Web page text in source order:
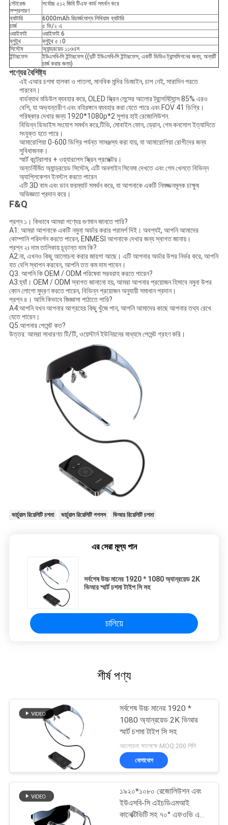
স্টোরেজ
সম্প্রসারণ
সর্বোচ্চ ৫১২ জিবি টিএফ কার্ড সমর্থন করে
ব্যাটারি
6000mAh রিচার্জযোগ্য লিথিয়াম ব্যাটারি
চার্জ
৫ ভি/২ এ
ওয়াইফাই
ওয়াইফাই 6
ব্লুটুথ
ব্লুটুথ ৫।0
সিস্টেম
অ্যান্ড্রয়েড ১১ওএস
ইন্টারফেস
ইউএসবি-সি ইন্টারফেস ((দুটি ইউএসবি-সি ইন্টারফেস, একটি ভিডিও ট্রান্সমিশনের জন্য, অন্যটি
চার্জ করার জন্য)
পণ্যের বৈশিষ্ট্য
এই এআর চশমা হালকা ও পাতলা, মানবিক মন্দির ডিজাইন, চাপ নেই, সারাদিন পরতে
পারবেন।
বার্ডব্যাথ মডিউল ব্যবহার করে, OLED স্ক্রিন লেন্সের আলোর ট্রান্সমিট্যান্স 85% এরও
বেশি, যা অভ্যন্তরীণ এবং বহিরঙ্গনে ব্যবহার করা যেতে পারে এবং FOV 41 ডিগ্রি।
পরিষ্কার দেখার জন্য 1920*1080p*2 সুপার হাই রেজোলিউশন.
বিভিন্ন ডিভাইস সংযোগ সমর্থন করে,টিভি, মোবাইল ফোন, ড্রোন, গেম কনসোল ইত্যাদিতে
সংযুক্ত হতে পারে।
আমারোপিয়া 0-600 ডিগ্রি পর্যন্ত সামঞ্জস্য করা যায়, যা আমারোপিয়া রোগীদের জন্য
সুবিধাজনক।
স্মার্ট কন্ট্রোলার + ওয়্যারলেস স্ক্রিন প্রজেক্টর।
অন্তর্নির্মিত অ্যান্ড্রয়েড সিস্টেম, এটি অনলাইন সিনেমা দেখতে এবং গেম খেলতে বিভিন্ন
অ্যাপ্লিকেশন ইনস্টল করতে পারেন
এটি 3D বাম এবং ডান ফরম্যাট সমর্থন করে, যা আপনাকে একটি নিমজ্জনমূলক চাক্ষুষ
অভিজ্ঞতা প্রদান করে।
F&Q
প্রশ্ন ১। কিভাবে আমরা পণ্যের গুণমান জানতে পারি?
A1: আমরা আপনাকে একটি নমুনা অর্ডার করার পরামর্শ দিই। অবশ্যই, আপনি আমাদের
কোম্পানি পরিদর্শন করতে পারেন, ENMESI আপনাকে দেখার জন্য স্বাগত জানায়।
প্রশ্ন ২ঃ দাম তালিকায় চূড়ান্ত দাম কি?
A2:না, এখনও কিছু আলোচনা করার জায়গা আছে। এটি আপনার অর্ডার উপর নির্ভর করে, আপনি
যত বেশি স্থাপন করবেন, আপনি তত কম দাম পাবেন।
Q3. আপনি কি OEM / ODM পরিষেবা সরবরাহ করতে পারেন?
A3:হ্যাঁ। OEM / ODM স্বাগত জানানো হয়, আমরা আপনার প্রয়োজন হিসাবে নমুনা উপর
কোন লোগো মুদ্রণ করতে পারেন, বিভিন্ন প্রয়োজন অনুযায়ী সমাধান প্রদান।
প্রশ্ন ৪। আমি কিভাবে জিজ্ঞাসা পাঠাতে পারি?
A4:আপনি যখন আপনার আগ্রহের কিছু খুঁজে পান, আপনি আমাদের কাছে আপনার তথ্য রেখে
যেতে পারেন।
Q5.আপনার পেমেন্ট কত?
উত্তর: আমরা সাধারণত টি/টি, ওয়েস্টার্ন ইউনিয়নের মাধ্যমে পেমেন্ট গ্রহণ করি।
ভার্চুয়াল রিয়েলিটি চশমা ভার্চুয়াল রিয়েলিটি গগলস ভিআর রিয়েলিটি চশমা
এর সেরা মূল্য পান
সর্বশেষ উচ্চ মানের 1920 * 1080 অ্যান্রয়েড 2K
ভিআর স্মার্ট চশমা টাইপ সি সহ
চালিয়ে
শীর্ষ পণ্য
সর্বশেষ উচ্চ মানের 1920 *
1080 অ্যান্রয়েড 2K ভিআর
স্মার্ট চশমা টাইপ সি সহ
আলোচনা সাপেক্ষে MOQ:200 পিসি
যোগাযোগ
১৯২০*১০৮০ রেজোলিউশন এবং
ইউএসবি-সি এইচডিএমআই
কানেক্টিভিটি সহ ৭০° এফওভি এআর